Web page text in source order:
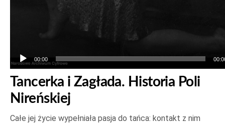
00:00
Tancerka i Zagłada. Historia Poli
Nireńskiej
Całe jej życie wypełniała pasja do tańca: kontakt z nim